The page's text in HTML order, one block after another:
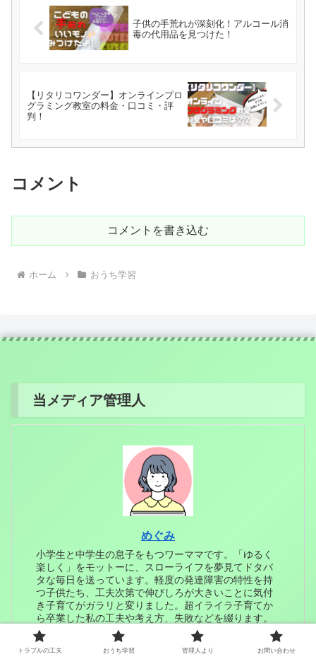
子供の手荒れが深刻化！アルコール消
毒の代用品を見つけた！
【リタリコワンダー】オンラインプロ
グラミング教室の料金・口コミ・評
判！
コメント
コメントを書き込む
ホーム おうち学習
当メディア管理人
めぐみ
小学生と中学生の息子をもつワーママです。「ゆるく
楽しく」をモットーに、スローライフを夢見てドタバ
タな毎日を送っています。軽度の発達障害の特性を持
つ子供たち、工夫次第で伸びしろが大きいことに気付
き子育てがガラリと変りました。超イライラ子育てか
ら卒業した私の工夫や考え方、失敗などを綴ります。
※このブログにはプロモーションを含みます。アマゾ
ンアソシエイトとしても適格販売により収入を得てい
ます※
トラブルの工夫 おうち学習 管理人より お問い合わせ